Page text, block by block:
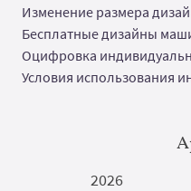
Изменение размера
Бесплатные дизайны
Оцифровка
Условия использования
2026